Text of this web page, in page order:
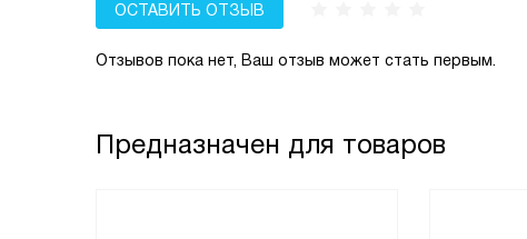
ОСТАВИТЬ ОТЗЫВ
Отзывов пока нет, Ваш отзыв может стать первым.
Предназначен для товаров